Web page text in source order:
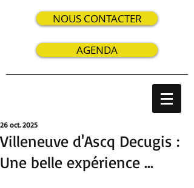
NOUS CONTACTER
AGENDA
Villeneuve d'Ascq Decugis :
Une belle expérience ...
26 oct. 2025